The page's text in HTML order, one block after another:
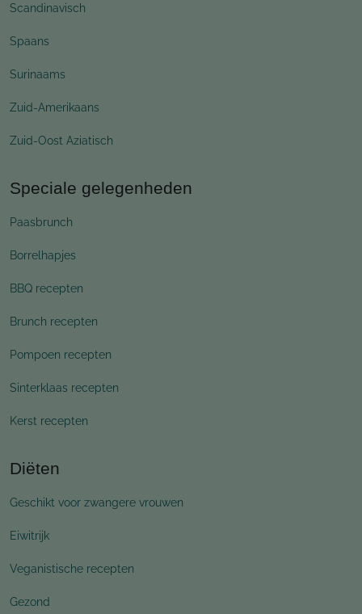
Scandinavisch
Spaans
Surinaams
Zuid-Amerikaans
Zuid-Oost Aziatisch
Speciale gelegenheden
Paasbrunch
Borrelhapjes
BBQ recepten
Brunch recepten
Pompoen recepten
Sinterklaas recepten
Kerst recepten
Diëten
Geschikt voor zwangere vrouwen
Eiwitrijk
Veganistische recepten
Gezond